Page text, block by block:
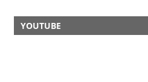
YOUTUBE